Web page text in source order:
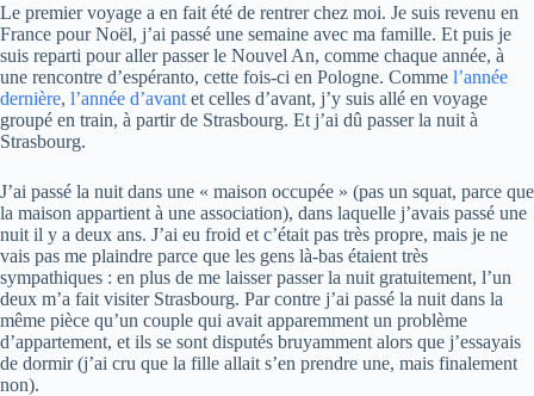
Le premier voyage a en fait été de rentrer chez moi. Je suis revenu en
France pour Noël, j’ai passé une semaine avec ma famille. Et puis je
suis reparti pour aller passer le Nouvel An, comme chaque année, à
une rencontre d’espéranto, cette fois-ci en Pologne. Comme l’année
dernière, l’année d’avant et celles d’avant, j’y suis allé en voyage
groupé en train, à partir de Strasbourg. Et j’ai dû passer la nuit à
Strasbourg.
J’ai passé la nuit dans une « maison occupée » (pas un squat, parce que
la maison appartient à une association), dans laquelle j’avais passé une
nuit il y a deux ans. J’ai eu froid et c’était pas très propre, mais je ne
vais pas me plaindre parce que les gens là-bas étaient très
sympathiques : en plus de me laisser passer la nuit gratuitement, l’un
deux m’a fait visiter Strasbourg. Par contre j’ai passé la nuit dans la
même pièce qu’un couple qui avait apparemment un problème
d’appartement, et ils se sont disputés bruyamment alors que j’essayais
de dormir (j’ai cru que la fille allait s’en prendre une, mais finalement
non).